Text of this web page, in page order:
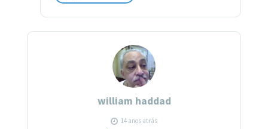
william haddad
14 anos atrás